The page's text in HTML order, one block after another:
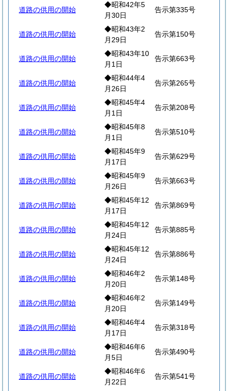
道路の供用の開始
◆昭和42年5
月30日
告示第335号
道路の供用の開始
◆昭和43年2
月29日
告示第150号
道路の供用の開始
◆昭和43年10
月1日
告示第663号
道路の供用の開始
◆昭和44年4
月26日
告示第265号
道路の供用の開始
◆昭和45年4
月1日
告示第208号
道路の供用の開始
◆昭和45年8
月1日
告示第510号
道路の供用の開始
◆昭和45年9
月17日
告示第629号
道路の供用の開始
◆昭和45年9
月26日
告示第663号
道路の供用の開始
◆昭和45年12
月17日
告示第869号
道路の供用の開始
◆昭和45年12
月24日
告示第885号
道路の供用の開始
◆昭和45年12
月24日
告示第886号
道路の供用の開始
◆昭和46年2
月20日
告示第148号
道路の供用の開始
◆昭和46年2
月20日
告示第149号
道路の供用の開始
◆昭和46年4
月17日
告示第318号
道路の供用の開始
◆昭和46年6
月5日
告示第490号
道路の供用の開始
◆昭和46年6
月22日
告示第541号